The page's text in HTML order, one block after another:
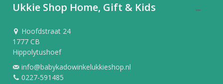
Ukkie Shop Home, Gift & Kids
Hoofdstraat 24
1777 CB
Hippolytushoef
info@babykadowinkelukkieshop.nl
0227-591485